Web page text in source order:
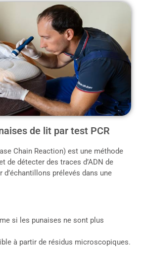
de lit par test PCR
Chain Reaction) est une méthode
de détecter des traces d’ADN de
d’échantillons prélevés dans une
si les punaises ne sont plus
à partir de résidus microscopiques.